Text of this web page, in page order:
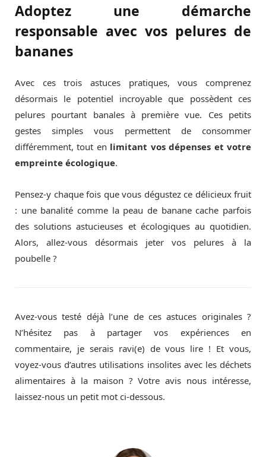
Adoptez une démarche
responsable avec vos pelures de
bananes
Avec ces trois astuces pratiques, vous comprenez
désormais le potentiel incroyable que possèdent ces
pelures pourtant banales à première vue. Ces petits
gestes simples vous permettent de consommer
différemment, tout en limitant vos dépenses et votre
empreinte écologique.
Pensez-y chaque fois que vous dégustez ce délicieux fruit
: une banalité comme la peau de banane cache parfois
des solutions astucieuses et écologiques au quotidien.
Alors, allez-vous désormais jeter vos pelures à la
poubelle ?
Avez-vous testé déjà l’une de ces astuces originales ?
N’hésitez pas à partager vos expériences en
commentaire, je serais ravi(e) de vous lire ! Et vous,
voyez-vous d’autres utilisations insolites avec les déchets
alimentaires à la maison ? Votre avis nous intéresse,
laissez-nous un petit mot ci-dessous.